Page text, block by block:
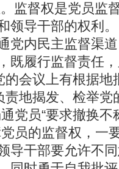
监督权是党员监
领导干部的权利
党内民主监督渠
既履行监督责任
的会议上有根据
责地揭发、检举
党员“要求撤换
员的监督权，一
导干部要允许不